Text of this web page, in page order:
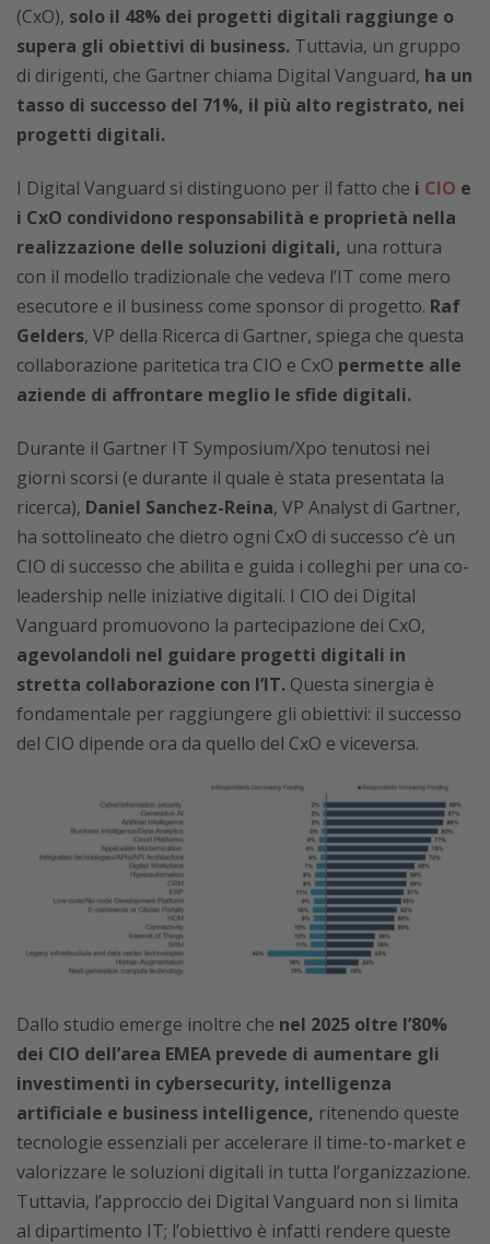
(CxO), solo il 48% dei progetti digitali raggiunge o
supera gli obiettivi di business. Tuttavia, un gruppo
di dirigenti, che Gartner chiama Digital Vanguard, ha un
tasso di successo del 71%, il più alto registrato, nei
progetti digitali.
I Digital Vanguard si distinguono per il fatto che i CIO e
i CxO condividono responsabilità e proprietà nella
realizzazione delle soluzioni digitali, una rottura
con il modello tradizionale che vedeva l’IT come mero
esecutore e il business come sponsor di progetto. Raf
Gelders, VP della Ricerca di Gartner, spiega che questa
collaborazione paritetica tra CIO e CxO permette alle
aziende di affrontare meglio le sfide digitali.
Durante il Gartner IT Symposium/Xpo tenutosi nei
giorni scorsi (e durante il quale è stata presentata la
ricerca), Daniel Sanchez-Reina, VP Analyst di Gartner,
ha sottolineato che dietro ogni CxO di successo c’è un
CIO di successo che abilita e guida i colleghi per una co-
leadership nelle iniziative digitali. I CIO dei Digital
Vanguard promuovono la partecipazione dei CxO,
agevolandoli nel guidare progetti digitali in
stretta collaborazione con l’IT. Questa sinergia è
fondamentale per raggiungere gli obiettivi: il successo
del CIO dipende ora da quello del CxO e viceversa.
Dallo studio emerge inoltre che nel 2025 oltre l’80%
dei CIO dell’area EMEA prevede di aumentare gli
investimenti in cybersecurity, intelligenza
artificiale e business intelligence, ritenendo queste
tecnologie essenziali per accelerare il time-to-market e
valorizzare le soluzioni digitali in tutta l’organizzazione.
Tuttavia, l’approccio dei Digital Vanguard non si limita
al dipartimento IT; l’obiettivo è infatti rendere queste